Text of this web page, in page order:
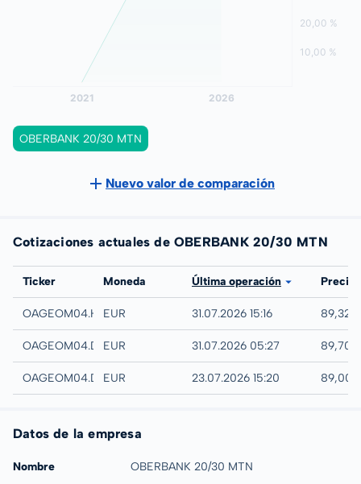
OBERBANK 20/30 MTN
Nuevo valor de comparación
Cotizaciones actuales de OBERBANK 20/30 MTN
Bolsa
Ticker Moneda Última operación Precio
Hamburg
OAGEOM04.HAMB
EUR 31.07.2026 15:16 89,32
Quotrix
OAGEOM04.DUSD
EUR 31.07.2026 05:27 89,70
Düsseldorf
OAGEOM04.DUSB
EUR 23.07.2026 15:20 89,00
Datos de la empresa
Nombre OBERBANK 20/30 MTN